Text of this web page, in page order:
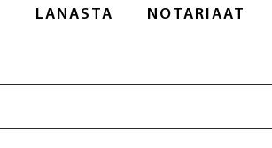
LANASTA NOTARIAAT